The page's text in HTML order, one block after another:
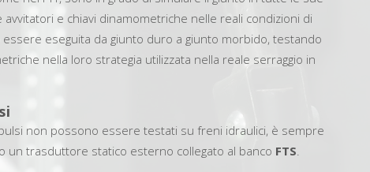
e chiavi dinamometriche nelle reali condizioni di
essere eseguita da giunto duro a giunto morbido, testando
nella loro strategia utilizzata nella reale serraggio in
non possono essere testati su freni idraulici, è sempre
un trasduttore statico esterno collegato al banco FTS.